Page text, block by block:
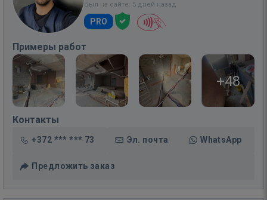
Был на сайте: 5 дней назад
PRO
Примеры работ
+48
Контакты
+372 *** *** 73 Эл. почта WhatsApp
Предложить заказ